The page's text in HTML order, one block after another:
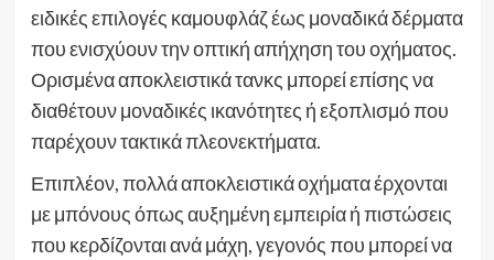
ειδικές επιλογές καμουφλάζ έως μοναδικά δέρματα
που ενισχύουν την οπτική απήχηση του οχήματος.
Ορισμένα αποκλειστικά τανκς μπορεί επίσης να
διαθέτουν μοναδικές ικανότητες ή εξοπλισμό που
παρέχουν τακτικά πλεονεκτήματα.
Επιπλέον, πολλά αποκλειστικά οχήματα έρχονται
με μπόνους όπως αυξημένη εμπειρία ή πιστώσεις
που κερδίζονται ανά μάχη, γεγονός που μπορεί να